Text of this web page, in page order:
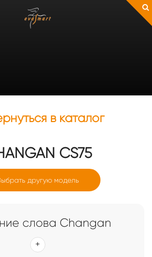
Коврики EVA Smart для Changan
в каталог
CS75
другую модель
слова Changan